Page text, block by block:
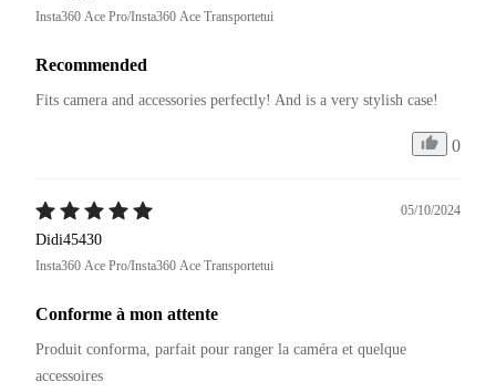
Insta360 Ace Pro/Insta360 Ace Transportetui
Recommended
Fits camera and accessories perfectly! And is a very stylish case!
0
05/10/2024
Didi45430
Insta360 Ace Pro/Insta360 Ace Transportetui
Conforme à mon attente
Produit conforma, parfait pour ranger la caméra et quelque
accessoires